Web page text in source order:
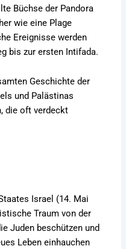
Büchse der Pandora
wie eine Plage
Ereignisse werden
bis zur ersten Intifada.
Geschichte der
und Palästinas
die oft verdeckt
Israel (14. Mai
Traum von der
Juden beschützen und
Leben einhauchen